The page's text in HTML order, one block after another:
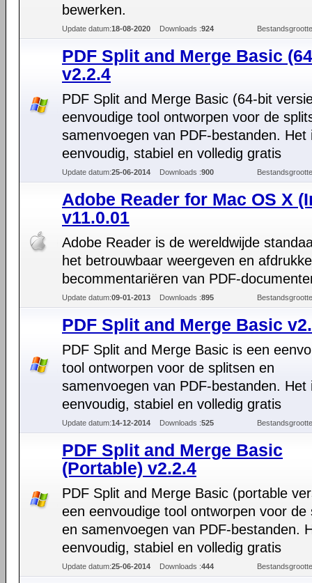
bewerken.
Update datum:18-08-2020 Downloads :924
PDF Split and Merge Basic
v2.2.4
PDF Split and Merge Basic (64-bit
eenvoudige tool ontworpen voor de
samenvoegen van PDF-bestanden. Het
eenvoudig, stabiel en volledig gratis
Update datum:25-06-2014 Downloads :900
Adobe Reader for Mac OS X
v11.0.01
Adobe Reader is de wereldwijde
het betrouwbaar weergeven en
becommentariëren van PDF-
Update datum:09-01-2013 Downloads :895
PDF Split and Merge Basic
PDF Split and Merge Basic is een
tool ontworpen voor de splitsen en
samenvoegen van PDF-bestanden. Het
eenvoudig, stabiel en volledig gratis
Update datum:14-12-2014 Downloads :525
PDF Split and Merge Basic
(Portable) v2.2.4
PDF Split and Merge Basic (portable
een eenvoudige tool ontworpen voor de
en samenvoegen van PDF-bestanden.
eenvoudig, stabiel en volledig gratis
Update datum:25-06-2014 Downloads :444